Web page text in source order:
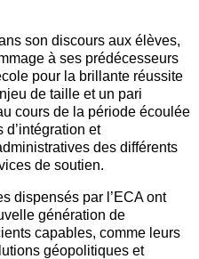
son discours aux élèves,
à ses prédécesseurs
pour la brillante réussite
de taille et un pari
cours de la période écoulée
d’intégration et
des différents
de soutien.
dispensés par l’ECA ont
génération de
capables, comme leurs
géopolitiques et